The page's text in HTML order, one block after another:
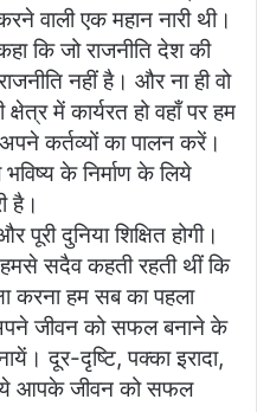
वाली एक महान नारी थी।
कि जो राजनीति देश की
नहीं है। और ना ही वो
में कार्यरत हो वहाँ पर हम
कर्तव्यों का पालन करें।
के निर्माण के लिये
है।
पूरी दुनिया शिक्षित होगी।
सदैव कहती रहती थीं कि
करना हम सब का पहला
जीवन को सफल बनाने के
दूर-दृष्टि, पक्का इरादा,
आपके जीवन को सफल